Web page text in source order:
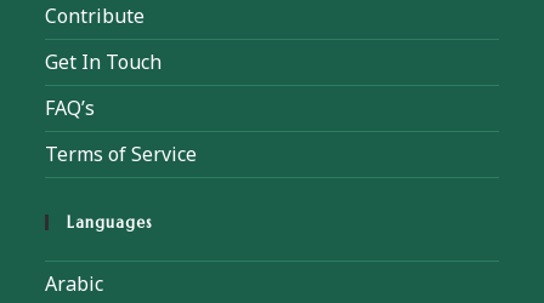
Contribute
Get In Touch
FAQ’s
Terms of Service
Languages
Arabic